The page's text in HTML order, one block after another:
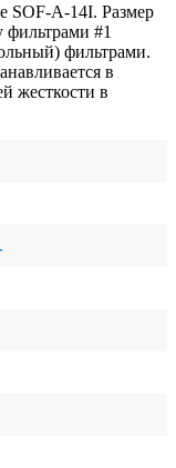
SOF-A-14I. Размер
#1
фильтрами.
в
жесткости в